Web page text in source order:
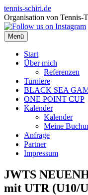
Zum
Inhalt
springen
tennis-schiri.de
Organisation von Tennis-
Menü
Start
Über mich
Referenzen
Turniere
BLACK SEA
ONE POINT CUP
Kalender
Kalender
Meine
Anfrage
Partner
Impressum
JWTS
mit UTR (U10/